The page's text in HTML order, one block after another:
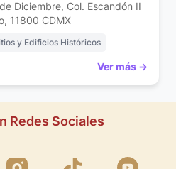
Diciembre, Col. Escandón II
11800 CDMX
y Edificios Históricos
Ver más →
Redes Sociales